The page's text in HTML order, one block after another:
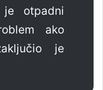
otpadni
ako
je